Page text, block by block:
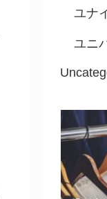
ユナ
ユニ